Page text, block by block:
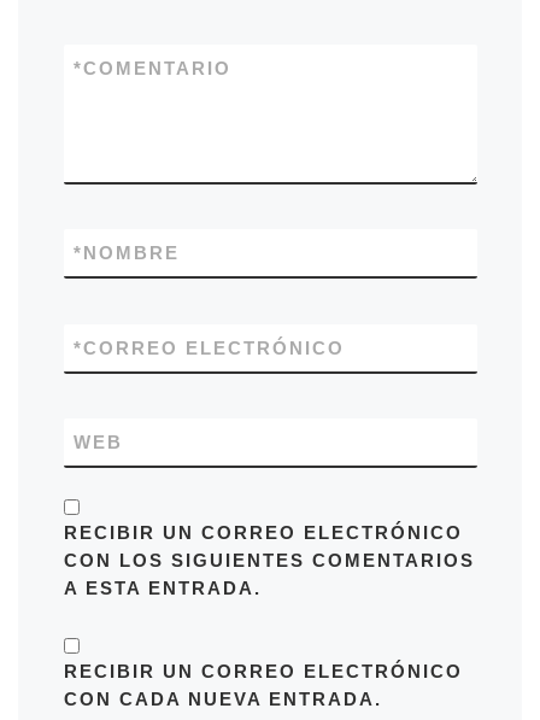
COMENTARIO
*
NOMBRE
*
CORREO ELECTRÓNICO
*
WEB
RECIBIR UN CORREO ELECTRÓNICO
CON LOS SIGUIENTES COMENTARIOS
A ESTA ENTRADA.
RECIBIR UN CORREO ELECTRÓNICO
CON CADA NUEVA ENTRADA.